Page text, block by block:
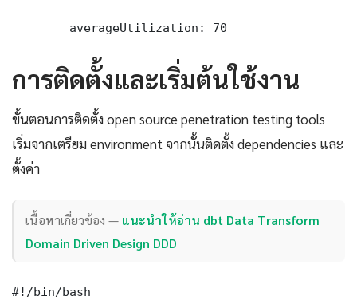
        averageUtilization: 70
การติดตั้งและเริ่มต้นใช้งาน
ขั้นตอนการติดตั้ง open source penetration testing tools
เริ่มจากเตรียม environment จากนั้นติดตั้ง dependencies และ
ตั้งค่า
เนื้อหาเกี่ยวข้อง — แนะนำให้อ่าน dbt Data Transform
Domain Driven Design DDD
#!/bin/bash